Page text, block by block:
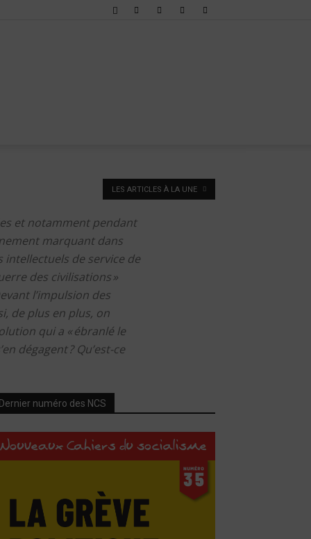
et notamment pendant
marquant dans
intellectuels de service de
des civilisations »
l’impulsion des
de plus en plus, on
qui a « ébranlé le
dégagent ? Qu’est-ce
LES ARTICLES À LA UNE
Dernier numéro des NCS